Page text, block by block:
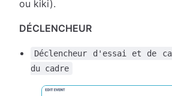
ou kiki).
DÉCLENCHEUR
Déclencheur d'essai et de
du cadre